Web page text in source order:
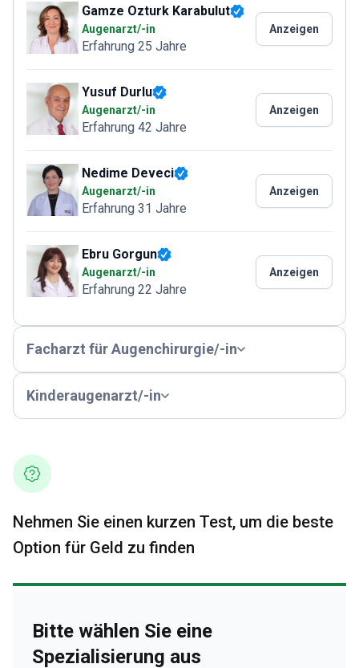
Gamze Ozturk Karabulut
Augenarzt/-in
Erfahrung 25 Jahre
Anzeigen
Yusuf Durlu
Augenarzt/-in
Erfahrung 42 Jahre
Anzeigen
Nedime Deveci
Augenarzt/-in
Erfahrung 31 Jahre
Anzeigen
Ebru Gorgun
Augenarzt/-in
Erfahrung 22 Jahre
Anzeigen
Facharzt für Augenchirurgie/-in
Kinderaugenarzt/-in
Nehmen Sie einen kurzen Test, um die beste
Option für Geld zu finden
Bitte wählen Sie eine
Spezialisierung aus